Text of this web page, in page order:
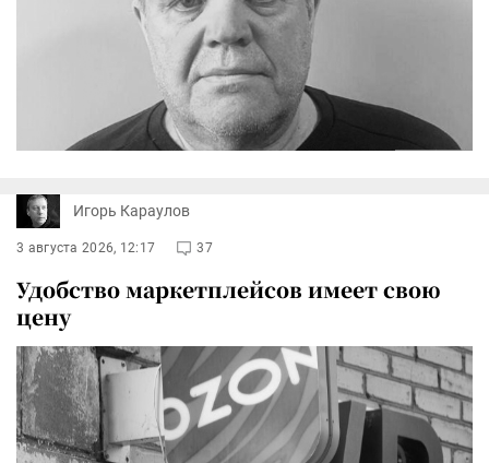
Игорь Караулов
3 августа 2026, 12:17 37
Удобство маркетплейсов имеет свою
цену